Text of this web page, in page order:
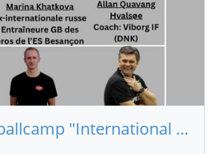
De Jugendhandballcamp "International Performance" kënnt op Uewerkuer